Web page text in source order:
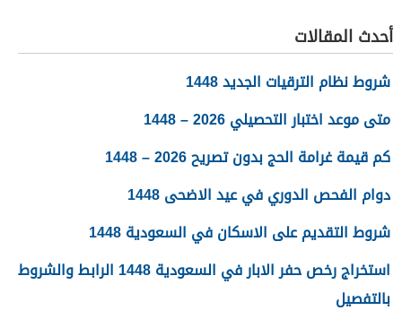
أحدث المقالات
شروط نظام الترقيات الجديد 1448
متى موعد اختبار التحصيلي 2026 – 1448
كم قيمة غرامة الحج بدون تصريح 2026 – 1448
دوام الفحص الدوري في عيد الاضحى 1448
شروط التقديم على الاسكان في السعودية 1448
استخراج رخص حفر الابار في السعودية 1448 الرابط والشروط
بالتفصيل